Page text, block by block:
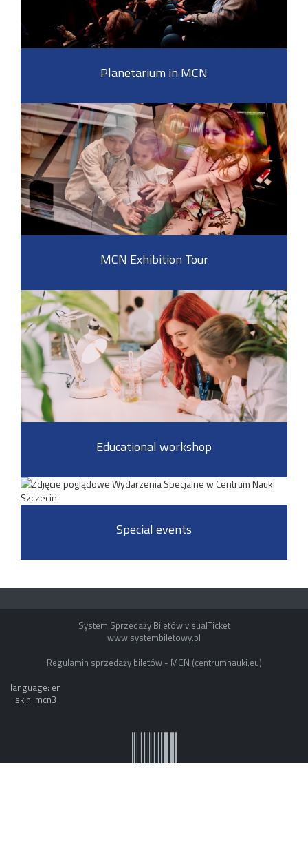
Planetarium in MCN
MCN Exhibition Tour
Educational workshop
Special events
System Sprzedaży Biletów visualTicket
www.systembiletowy.pl
Regulamin sprzedaży biletów - MCN (centrumnauki.eu)
language: en
skin: mcn3